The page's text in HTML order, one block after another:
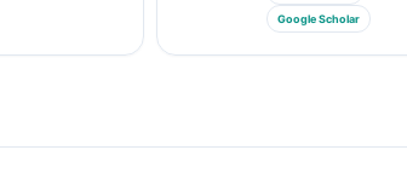
Google Scholar